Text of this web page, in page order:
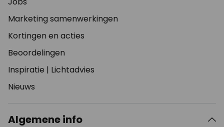
Marketing samenwerkingen
Kortingen en acties
Beoordelingen
Inspiratie | Lichtadvies
Nieuws
Algemene info